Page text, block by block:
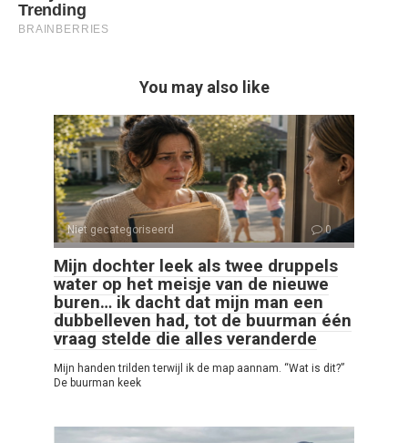
You may also like
Niet gecategoriseerd 0
Mijn dochter leek als twee druppels
water op het meisje van de nieuwe
buren… ik dacht dat mijn man een
dubbelleven had, tot de buurman één
vraag stelde die alles veranderde
Mijn handen trilden terwijl ik de map aannam. “Wat is dit?”
De buurman keek